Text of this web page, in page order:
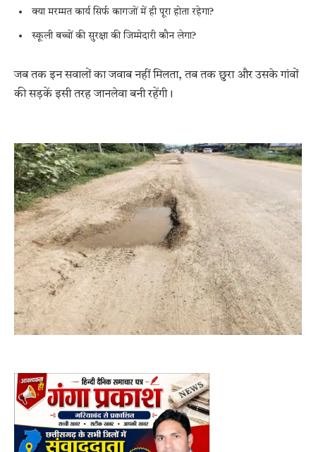
क्या मरम्मत कार्य सिर्फ कागजों में ही पूरा होता रहेगा?
स्कूली बच्चों की सुरक्षा की जिम्मेदारी कौन लेगा?
जब तक इन सवालों का जवाब नहीं मिलता, तब तक छुरा और उसके गांवों
की सड़कें इसी तरह जानलेवा बनी रहेंगी।